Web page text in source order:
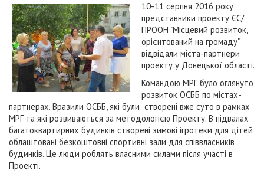
10-11 серпня 2016 року
представники проекту ЄС/
ПРООН "Місцевий розвиток,
орієнтований на громаду"
відвідали міста-партнери
проекту у Донецької області.
Командою МРГ було оглянуто
розвиток ОСББ по містах-
партнерах. Вразили ОСББ, які були створені вже суто в рамках
МРГ та які розвиваються за методологією Проекту. В підвалах
багатоквартирних будинків створені зимові ігротеки для дітей
облаштовані безкоштовні спортивні зали для співвласників
будинків. Це люди роблять власними силами після участі в
Проекті.